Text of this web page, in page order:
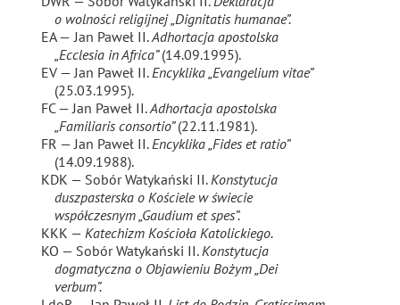
o wolności religijnej „Dignitatis humanae”.
EA — Jan Paweł II.Adhortacja apostolska
„Ecclesia in Africa”(14.09.1995).
EV — Jan Paweł II.Encyklika „Evangelium vitae”
(25.03.1995).
FC — Jan Paweł II.Adhortacja apostolska
„Familiaris consortio”(22.11.1981).
FR — Jan Paweł II.Encyklika „Fides et ratio”
(14.09.1988).
KDK — Sobór Watykański II.Konstytucja
duszpasterska o Kościele w świecie
współczesnym „Gaudium et spes”.
KKK — Katechizm Kościoła Katolickiego.
KO — Sobór Watykański II.Konstytucja
dogmatyczna o Objawieniu Bożym „Dei
verbum”.